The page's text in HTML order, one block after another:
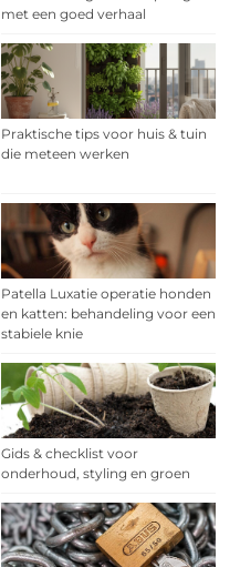
met een goed verhaal
Praktische tips voor huis & tuin
die meteen werken
Patella Luxatie operatie honden
en katten: behandeling voor een
stabiele knie
Gids & checklist voor
onderhoud, styling en groen